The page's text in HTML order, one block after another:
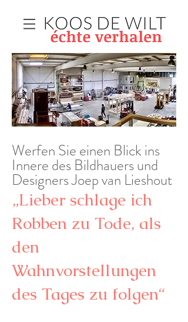
Werfen Sie einen Blick ins
Innere des Bildhauers und
Designers Joep van Lieshout
„Lieber schlage ich
Robben zu Tode, als
den
Wahnvorstellungen
des Tages zu folgen“